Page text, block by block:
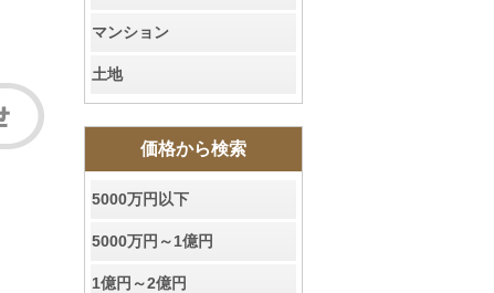
マンション
土地
価格から検索
5000万円以下
5000万円～1億円
1億円～2億円